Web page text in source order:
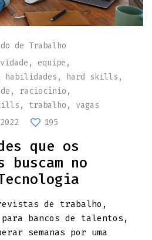
de Trabalho
, equipe ,
habilidades , hard skills ,
, raciocínio ,
, trabalho , vagas
195
que os
buscam no
de trabalho,
bancos de talentos,
semanas por uma